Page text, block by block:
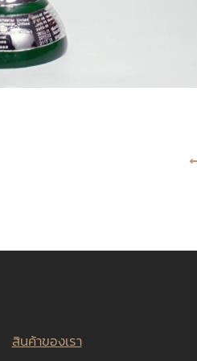
สินค้าของเรา